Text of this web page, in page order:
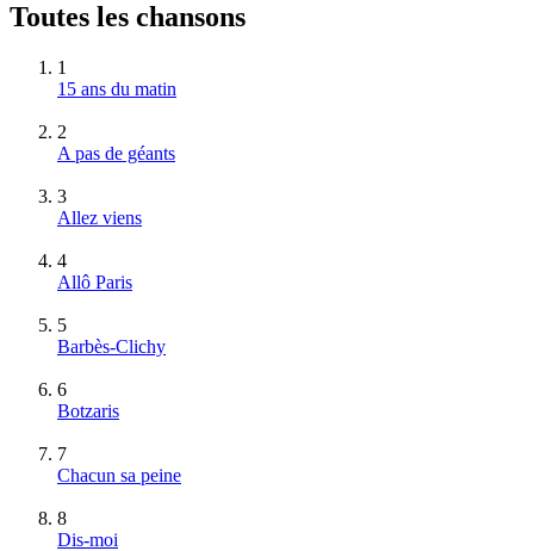
Toutes les chansons
1
15 ans du matin
2
A pas de géants
3
Allez viens
4
Allô Paris
5
Barbès-Clichy
6
Botzaris
7
Chacun sa peine
8
Dis-moi